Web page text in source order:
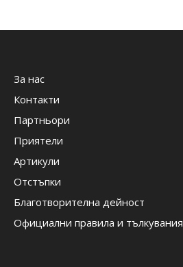
За нас
Контакти
Партньори
Приятели
Артикули
Отстъпки
Благотворителна дейност
Официални правила и тълкувания